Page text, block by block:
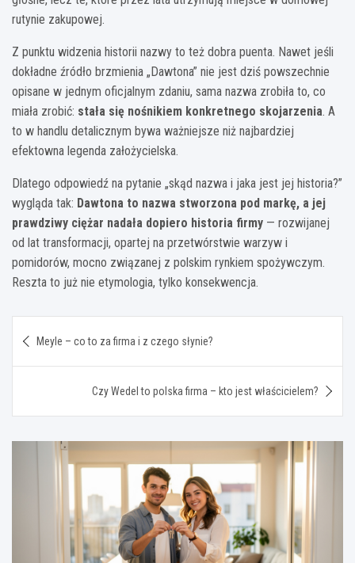
rutynie zakupowej.
Z punktu widzenia historii nazwy to też dobra puenta. Nawet jeśli
dokładne źródło brzmienia „Dawtona” nie jest dziś powszechnie
opisane w jednym oficjalnym zdaniu, sama nazwa zrobiła to, co
miała zrobić: stała się nośnikiem konkretnego skojarzenia. A
to w handlu detalicznym bywa ważniejsze niż najbardziej
efektowna legenda założycielska.
Dlatego odpowiedź na pytanie „skąd nazwa i jaka jest jej historia?”
wygląda tak: Dawtona to nazwa stworzona pod markę, a jej
prawdziwy ciężar nadała dopiero historia firmy — rozwijanej
od lat transformacji, opartej na przetwórstwie warzyw i
pomidorów, mocno związanej z polskim rynkiem spożywczym.
Reszta to już nie etymologia, tylko konsekwencja.
wpisu
Meyle – co to za firma i z czego słynie?
Czy Wedel to polska firma – kto jest właścicielem?